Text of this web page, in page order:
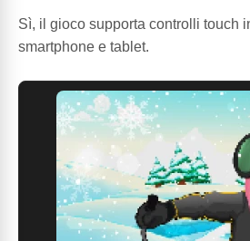
Sì, il gioco supporta controlli touch
smartphone e tablet.